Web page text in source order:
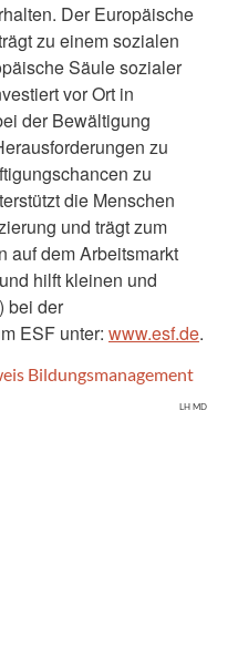
Der Europäische
zu einem sozialen
Säule sozialer
vor Ort in
der Bewältigung
zu
zu
die Menschen
und trägt zum
auf dem Arbeitsmarkt
hilft kleinen und
bei der
ESF unter: www.esf.de.
LH MD